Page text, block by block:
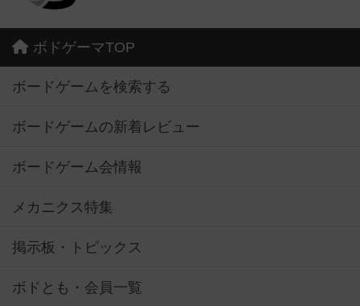
ボドゲーマTOP
ボードゲームを検索する
ボードゲームの新着レビュー
ボードゲーム会情報
メカニクス特集
掲示板・トピックス
ボドとも・会員一覧